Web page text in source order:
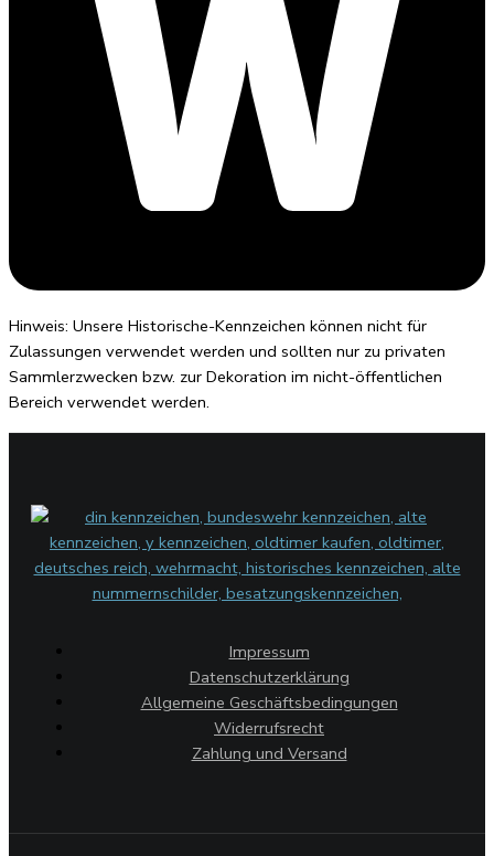
Hinweis: Unsere Historische-Kennzeichen können nicht für
Zulassungen verwendet werden und sollten nur zu privaten
Sammlerzwecken bzw. zur Dekoration im nicht-öffentlichen
Bereich verwendet werden.
Impressum
Datenschutzerklärung
Allgemeine Geschäftsbedingungen
Widerrufsrecht
Zahlung und Versand